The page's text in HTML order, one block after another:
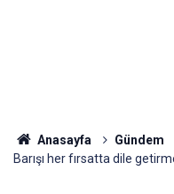
Anasayfa Gündem
Barışı her fırsatta dile